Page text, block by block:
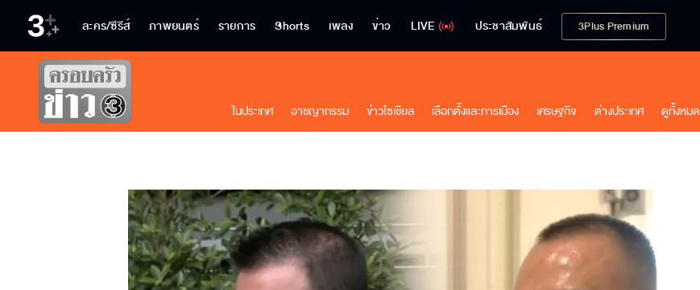
ละคร/ซีรีส์ ภาพยนตร์ รายการ Shorts เพลง ข่าว LIVE ประชาสัมพันธ์ 3Plus Premium
ในประเทศ อาชญากรรม ข่าวโซเชียล เลือกตั้งและการเมือง เศรษฐกิจ ต่างประเทศ ดูทั้งหมด